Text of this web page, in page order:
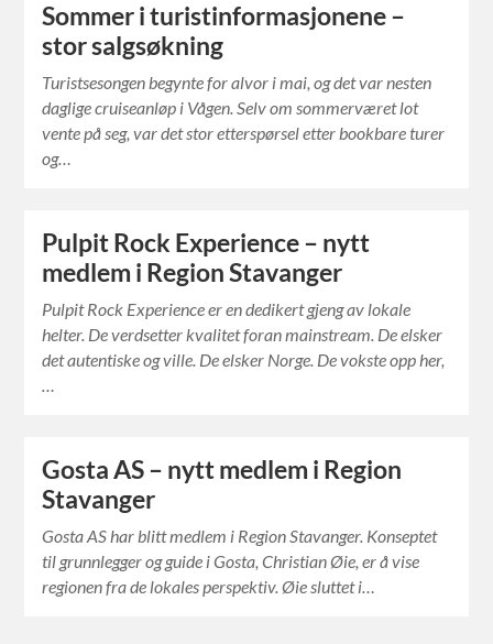
Sommer i turistinformasjonene –
stor salgsøkning
Turistsesongen begynte for alvor i mai, og det var nesten
daglige cruiseanløp i Vågen. Selv om sommerværet lot
vente på seg, var det stor etterspørsel etter bookbare turer
og…
Pulpit Rock Experience – nytt
medlem i Region Stavanger
Pulpit Rock Experience er en dedikert gjeng av lokale
helter. De verdsetter kvalitet foran mainstream. De elsker
det autentiske og ville. De elsker Norge. De vokste opp her,
…
Gosta AS – nytt medlem i Region
Stavanger
Gosta AS har blitt medlem i Region Stavanger. Konseptet
til grunnlegger og guide i Gosta, Christian Øie, er å vise
regionen fra de lokales perspektiv. Øie sluttet i…